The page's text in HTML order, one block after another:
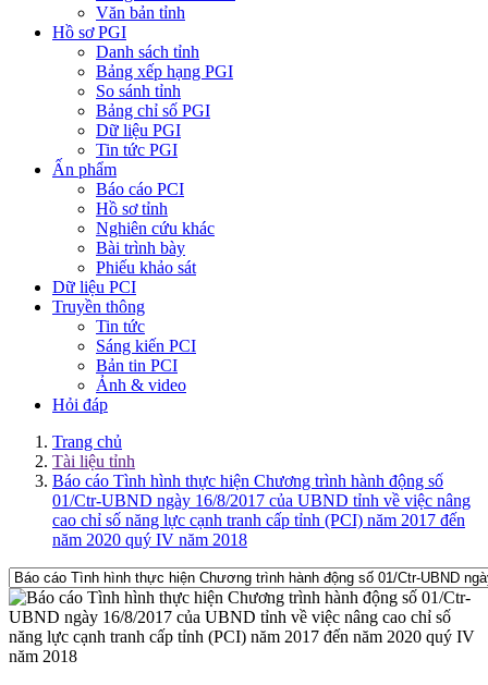
Văn bản tỉnh
Hồ sơ PGI
Danh sách tỉnh
Bảng xếp hạng PGI
So sánh tỉnh
Bảng chỉ số PGI
Dữ liệu PGI
Tin tức PGI
Ấn phẩm
Báo cáo PCI
Hồ sơ tỉnh
Nghiên cứu khác
Bài trình bày
Phiếu khảo sát
Dữ liệu PCI
Truyền thông
Tin tức
Sáng kiến PCI
Bản tin PCI
Ảnh & video
Hỏi đáp
Trang chủ
Tài liệu tỉnh
Báo cáo Tình hình thực hiện Chương trình hành động số
01/Ctr-UBND ngày 16/8/2017 của UBND tỉnh về việc nâng
cao chỉ số năng lực cạnh tranh cấp tỉnh (PCI) năm 2017 đến
năm 2020 quý IV năm 2018